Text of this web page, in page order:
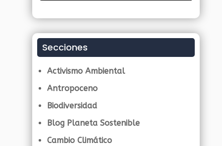
Secciones
Activismo Ambiental
Antropoceno
Biodiversidad
Blog Planeta Sostenible
Cambio Climático